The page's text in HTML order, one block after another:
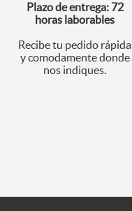
Plazo de entrega: 72
horas laborables
Recibe tu pedido rápida
y comodamente donde
nos indiques.